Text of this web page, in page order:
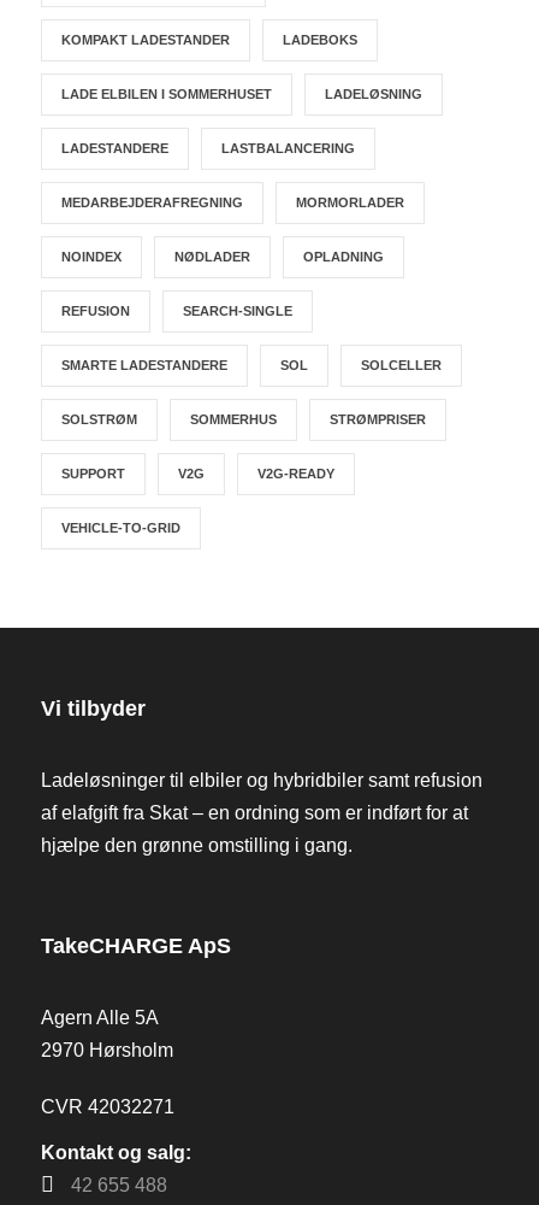
KOMPAKT LADESTANDER LADEBOKS
LADE ELBILEN I SOMMERHUSET LADELØSNING
LADESTANDERE LASTBALANCERING
MEDARBEJDERAFREGNING MORMORLADER
NOINDEX NØDLADER OPLADNING
REFUSION SEARCH-SINGLE
SMARTE LADESTANDERE SOL SOLCELLER
SOLSTRØM SOMMERHUS STRØMPRISER
SUPPORT V2G V2G-READY
VEHICLE-TO-GRID
Vi tilbyder
Ladeløsninger til elbiler og hybridbiler samt refusion
af elafgift fra Skat – en ordning som er indført for at
hjælpe den grønne omstilling i gang.
TakeCHARGE ApS
Agern Alle 5A
2970 Hørsholm
CVR 42032271
Kontakt og salg:
42 655 488